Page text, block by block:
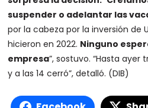
suspender o adelantar las
por la cabeza por la inversión de
hicieron en 2022. Ninguno
empresa”, sostuvo. “Hasta
y a las 14 cerró”, detalló. (DIB)